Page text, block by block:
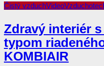
Čistý vzduchVideo
Zdravý interiér
typom
KOMBIAIR